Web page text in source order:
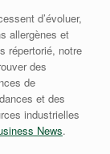
d’évoluer,
allergènes et
répertorié, notre
des
de
et des
industrielles
News.